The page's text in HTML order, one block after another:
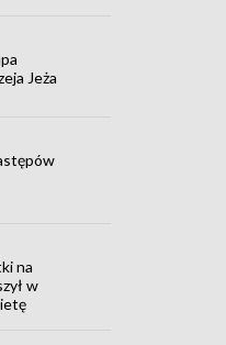
Jeża
na
w